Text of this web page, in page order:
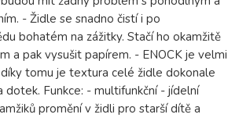
- Židle se snadno čistí i po
bohatém na zážitky. Stačí ho okamžitě
a pak vysušit papírem. - ENOCK je velmi
tomu je textura celé židle dokonale
dotek. Funkce: - multifunkční - jídelní
promění v židli pro starší dítě a